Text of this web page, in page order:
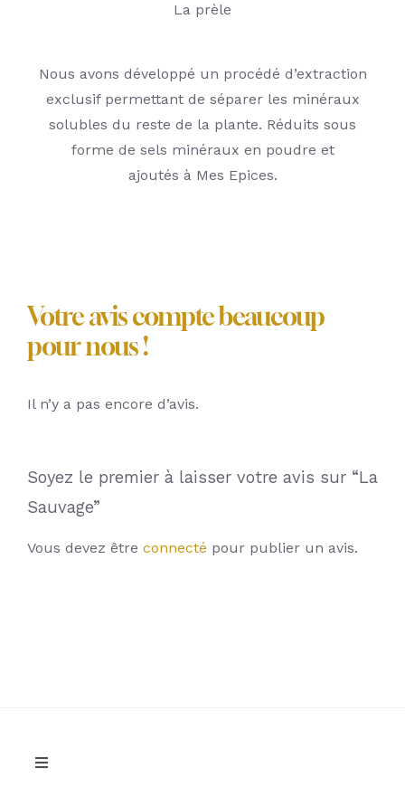
La prèle
Nous avons développé un procédé d’extraction
exclusif permettant de séparer les minéraux
solubles du reste de la plante. Réduits sous
forme de sels minéraux en poudre et
ajoutés à Mes Epices.
Votre avis compte beaucoup
pour nous !
Il n’y a pas encore d’avis.
Soyez le premier à laisser votre avis sur “La
Sauvage”
Vous devez être connecté pour publier un avis.
Toggle